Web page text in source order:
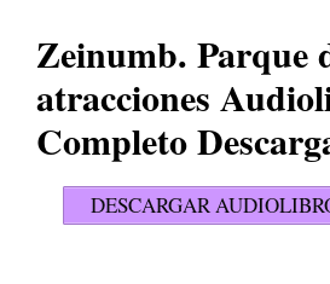
Zeinumb. Parque
atracciones
Completo
DESCARGAR